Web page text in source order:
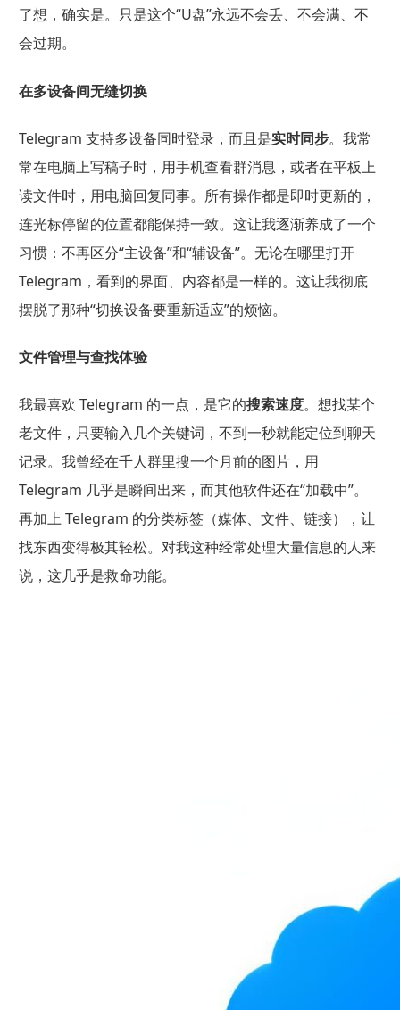
了想，确实是。只是这个“U盘”永远不会丢、不会满、不
会过期。
在多设备间无缝切换
Telegram 支持多设备同时登录，而且是实时同步。我常
常在电脑上写稿子时，用手机查看群消息，或者在平板上
读文件时，用电脑回复同事。所有操作都是即时更新的，
连光标停留的位置都能保持一致。这让我逐渐养成了一个
习惯：不再区分“主设备”和“辅设备”。无论在哪里打开
Telegram，看到的界面、内容都是一样的。这让我彻底
摆脱了那种“切换设备要重新适应”的烦恼。
文件管理与查找体验
我最喜欢 Telegram 的一点，是它的搜索速度。想找某个
老文件，只要输入几个关键词，不到一秒就能定位到聊天
记录。我曾经在千人群里搜一个月前的图片，用
Telegram 几乎是瞬间出来，而其他软件还在“加载中”。
再加上 Telegram 的分类标签（媒体、文件、链接），让
找东西变得极其轻松。对我这种经常处理大量信息的人来
说，这几乎是救命功能。